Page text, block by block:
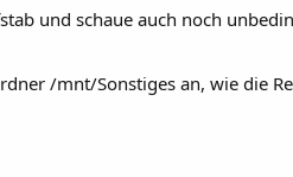
und schaue auch noch
/mnt/Sonstiges an, wie die